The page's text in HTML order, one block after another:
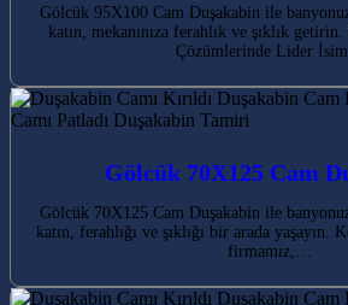
Gölcük 95X100 Cam Duşakabin ile
katın, mekanınıza ferahlık ve şıklık
Çözümlerinde Lider
Gölcük 70X125 Cam
Gölcük 70X125 Cam Duşakabin ile
katın, ferahlığı ve şıklığı bir arada
firmamız,…